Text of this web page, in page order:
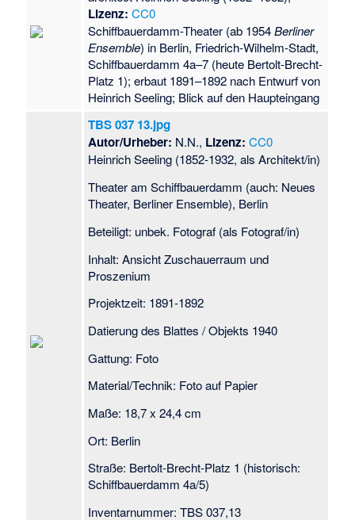
Lizenz: CC0
Schiffbauerdamm-Theater (ab 1954Berliner
Ensemble) in Berlin, Friedrich-Wilhelm-Stadt,
Schiffbauerdamm 4a–7 (heute Bertolt-Brecht-
Platz 1); erbaut 1891–1892 nach Entwurf von
Heinrich Seeling; Blick auf den Haupteingang
TBS 037 13.jpg
Autor/Urheber: N.N., Lizenz: CC0
Heinrich Seeling (1852-1932, als Architekt/in)
Theater am Schiffbauerdamm (auch: Neues
Theater, Berliner Ensemble), Berlin
Beteiligt: unbek. Fotograf (als Fotograf/in)
Inhalt: Ansicht Zuschauerraum und
Proszenium
Projektzeit: 1891-1892
Datierung des Blattes / Objekts 1940
Gattung: Foto
Material/Technik: Foto auf Papier
Maße: 18,7 x 24,4 cm
Ort: Berlin
Straße: Bertolt-Brecht-Platz 1 (historisch:
Schiffbauerdamm 4a/5)
Inventarnummer: TBS 037,13